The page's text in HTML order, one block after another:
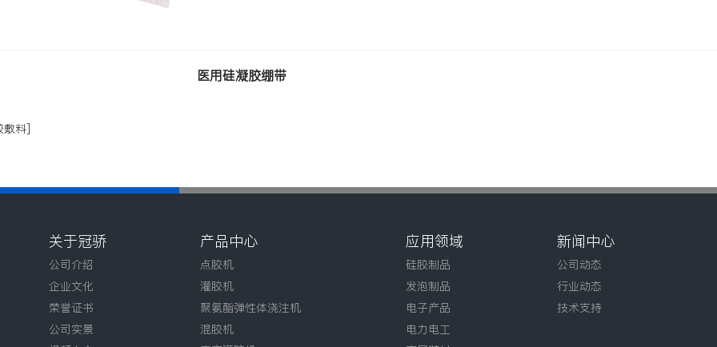
医用硅凝胶绷带
敷料]
关于冠骄
公司介绍
企业文化
荣誉证书
公司实景
产品中心
点胶机
灌胶机
聚氨酯弹性体浇注机
混胶机
应用领域
硅胶制品
发泡制品
电子产品
电力电工
新闻中心
公司动态
行业动态
技术支持